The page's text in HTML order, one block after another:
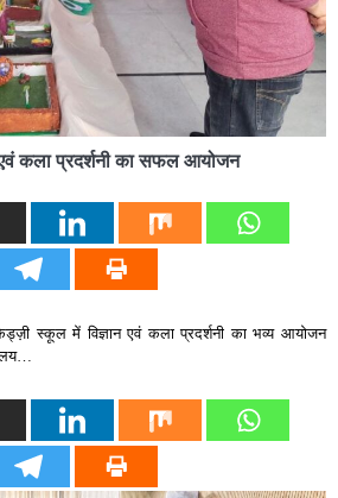
कला प्रदर्शनी का सफल आयोजन
स्कूल में विज्ञान एवं कला प्रदर्शनी का भव्य आयोजन